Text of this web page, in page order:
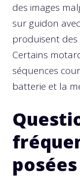
des images
sur guidon
produisent des
Certains
séquences
batterie et la
posées